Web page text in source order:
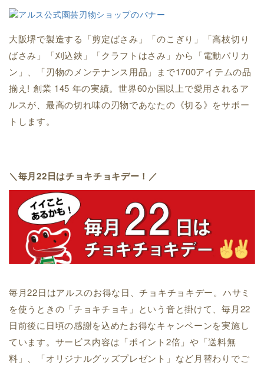
大阪堺で製造する「剪定ばさみ」「のこぎり」「高枝切り
ばさみ」「刈込鋏」「クラフトはさみ」から「電動バリカ
ン」、「刃物のメンテナンス用品」まで1700アイテムの品
揃え! 創業 145 年の実績。世界60か国以上で愛用されるア
ルスが、最高の切れ味の刃物であなたの《切る》をサポー
トします。
＼毎月22日はチョキチョキデー！／
毎月22日はアルスのお得な日、チョキチョキデー。ハサミ
を使うときの「チョキチョキ」という音と掛けて、毎月22
日前後に日頃の感謝を込めたお得なキャンペーンを実施し
ています。サービス内容は「ポイント2倍」や「送料無
料」、「オリジナルグッズプレゼント」など月替わりでご